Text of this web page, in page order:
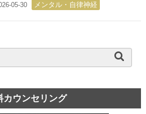
05-30 メンタル・自律神経
カウンセリング